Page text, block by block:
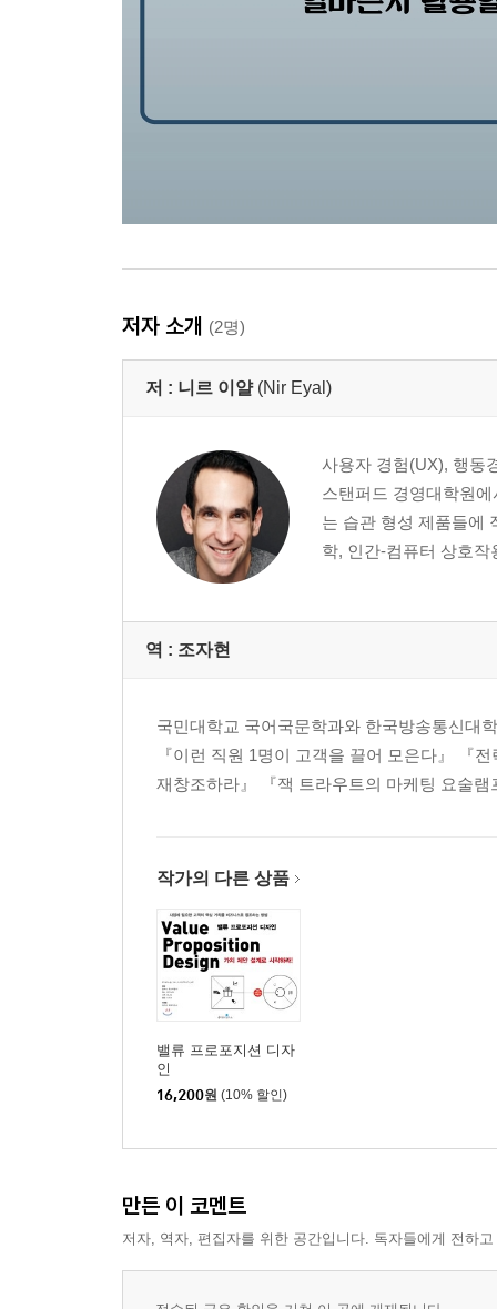
저자 소개 (2명)
저 : 니르 이얄 (Nir Eyal)
사용자 경험(UX), 행동
스탠퍼드 경영대학원
는 습관 형성 제품들에
학, 인간-컴퓨터 상호작
역 : 조자현
국민대학교 국어국문학과와 한국방송통신대
『이런 직원 1명이 고객을 끌어 모은다』 『
재창조하라』 『잭 트라우트의 마케팅 요술
작가의 다른 상품
밸류 프로포지션 디자
인
16,200원 (10% 할인)
만든 이 코멘트
저자, 역자, 편집자를 위한 공간입니다. 독자들에게 전하